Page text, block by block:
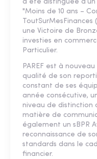
a été distinguée
"Moins de 10 ans –
ToutSurMesFinances
une Victoire de
investies en
Particulier.
PAREF est à
qualité de son
constant de ses
année consécutive,
niveau de distinction
matière de
également un sBPR
reconnaissance de
standards dans le
financier.